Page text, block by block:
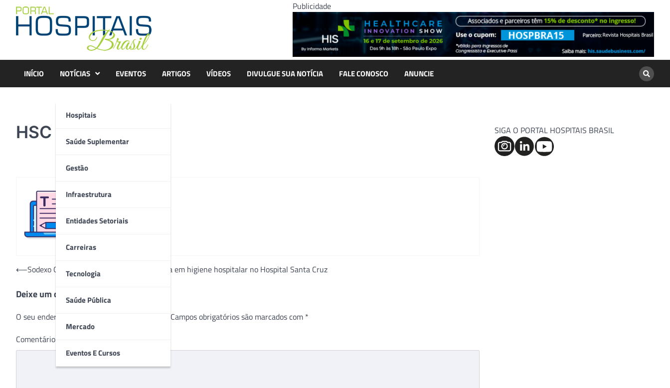
content
Publicidade
INÍCIO NOTÍCIAS
Hospitais
Saúde Suplementar
Gestão
Infraestrutura
Entidades Setoriais
Carreiras
Tecnologia
Saúde Pública
Mercado
Eventos E Cursos
EVENTOS ARTIGOS VÍDEOS DIVULGUE SUA NOTÍCIA FALE CONOSCO ANUNCIE
HSC
Navegação
Post
⟵Sodexo On-site é certificada por excelência em higiene hospitalar no Hospital Santa Cruz
Deixe um comentário
O seu endereço de e-mail não será publicado. Campos obrigatórios são marcados com *
Comentário
SIGA O PORTAL HOSPITAIS BRASIL